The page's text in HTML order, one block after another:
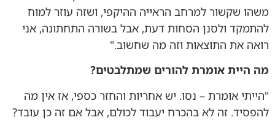
משהו שקשור למרחב הראייה ההיקפי, ושזה עוזר למוח
להתמקד ולסנן הסחות דעת, אבל בשורה התחתונה, אני
רואה את התוצאות וזה מה שחשוב."
מה היית אומרת להורים שמתלבטים?
"הייתי אומרת – נסו. יש אחריות והחזר כספי, אז אין מה
להפסיד. זה לא בהכרח יעבוד לכולם, אבל אם זה כן עובד?